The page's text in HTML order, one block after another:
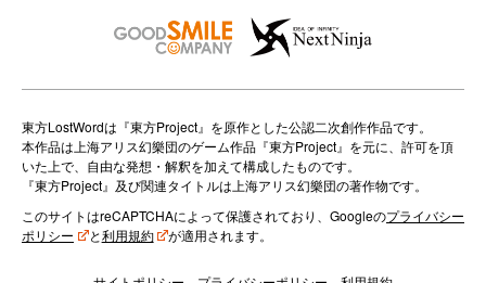
o
n
東方LostWordは『東方Project』を原作とした公認二次創作作品です。
本作品は上海アリス幻樂団のゲーム作品『東方Project』を元に、許可を頂
いた上で、自由な発想・解釈を加えて構成したものです。
『東方Project』及び関連タイトルは上海アリス幻樂団の著作物です。
このサイトはreCAPTCHAによって保護されており、Googleのプライバシー
ポリシー
と利用規約 が適用されます。